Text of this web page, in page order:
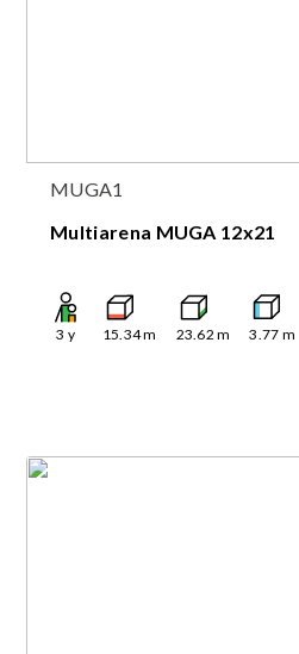
MUGA1
Multiarena MUGA 12x21
3 y 15.34m 23.62 m 3.77 m